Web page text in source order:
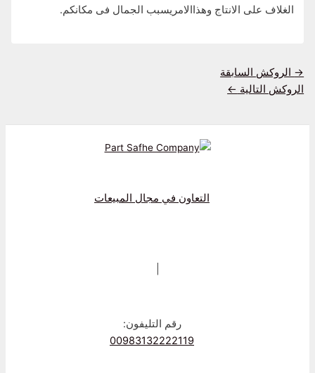
الغلاف علی الانتاج وهذاالامریسبب الجمال فی مکانکم.
→ الروکش السابقة
الروکش التالية ←
التعاون في مجال المبيعات
رقم التليفون:
00983132222119